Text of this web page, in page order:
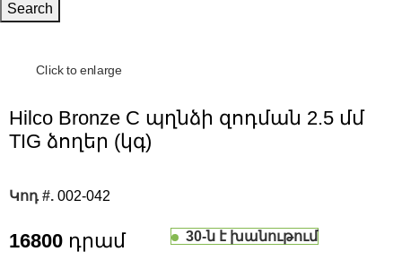
Search
Click to enlarge
Hilco Bronze C պղնձի զոդման 2.5 մմ
TIG ձողեր (կգ)
Կոդ #. 002-042
16800 30-ն է խանութում